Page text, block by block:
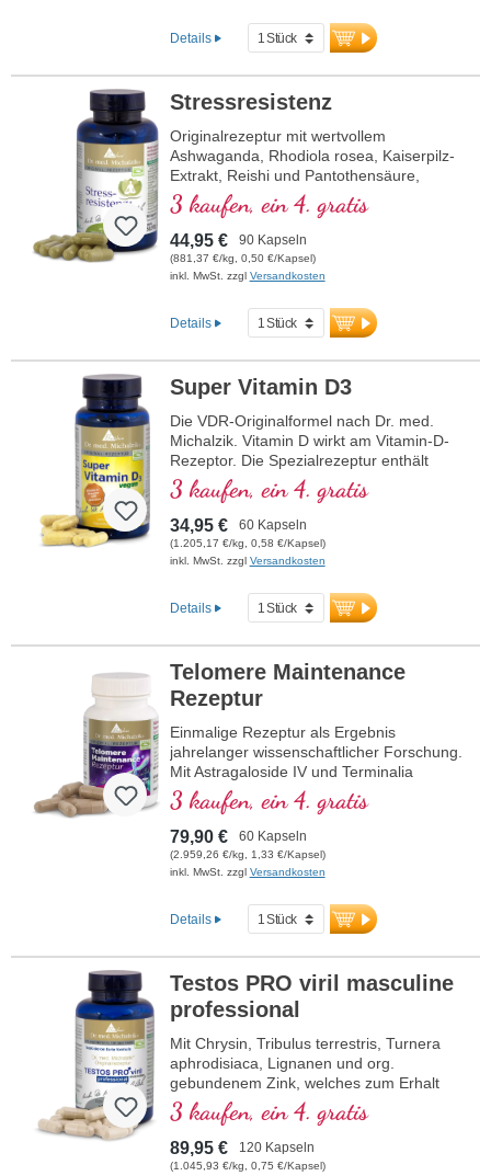
Details
Stressresistenz
Originalrezeptur mit wertvollem
Ashwaganda, Rhodiola rosea, Kaiserpilz-
Extrakt, Reishi und Pantothensäure,
welche zu einer normalen geistigen
Leistung beiträgt. Vitamin E trägt zum
Schutz der Zellen vor oxidativem Stress
bei.
3 kaufen, ein 4. gratis
44,95 € 90 Kapseln
(881,37 €/kg, 0,50 €/Kapsel)
inkl. MwSt. zzgl Versandkosten
Details
Super Vitamin D3
Die VDR-Originalformel nach Dr. med.
Michalzik. Vitamin D wirkt am Vitamin-D-
Rezeptor. Die Spezialrezeptur enthält
2000 IE veganes Vitamin D3 kombiniert
mit weiteren auserwählten Zutaten.
3 kaufen, ein 4. gratis
34,95 € 60 Kapseln
(1.205,17 €/kg, 0,58 €/Kapsel)
inkl. MwSt. zzgl Versandkosten
Details
Telomere Maintenance
Rezeptur
Einmalige Rezeptur als Ergebnis
jahrelanger wissenschaftlicher Forschung.
Mit Astragaloside IV und Terminalia
chebula und Vitamin D, welches eine
Funktion bei der Zellteilung hat.
3 kaufen, ein 4. gratis
79,90 € 60 Kapseln
(2.959,26 €/kg, 1,33 €/Kapsel)
inkl. MwSt. zzgl Versandkosten
Details
Testos PRO viril masculine
professional
Mit Chrysin, Tribulus terrestris, Turnera
aphrodisiaca, Lignanen und org.
gebundenem Zink, welches zum Erhalt
eines normalen Testosteronspiegels, einer
normalen Proteinsynthese, eines
normalen Kohlenhydrat-, Fettsäure- und
Makronährstoffwechsels beiträgt.
3 kaufen, ein 4. gratis
89,95 € 120 Kapseln
(1.045,93 €/kg, 0,75 €/Kapsel)